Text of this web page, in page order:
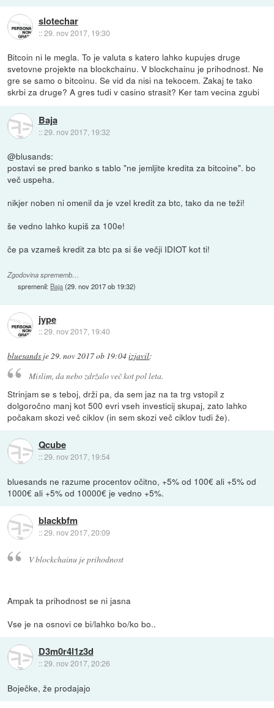
slotechar
::29. nov 2017, 19:30
Bitcoin ni le megla. To je valuta s katero lahko kupujes druge
svetovne projekte na blockchainu. V blockchainu je prihodnost. Ne
gre se samo o bitcoinu. Se vid da nisi na tekocem. Zakaj te tako
skrbi za druge? A gres tudi v casino strasit? Ker tam vecina zgubi
Baja
::29. nov 2017, 19:32
@blusands:
postavi se pred banko s tablo "ne jemljite kredita za bitcoine". bo
več uspeha.
nikjer noben ni omenil da je vzel kredit za btc, tako da ne teži!
še vedno lahko kupiš za 100e!
če pa vzameš kredit za btc pa si še večji IDIOT kot ti!
Zgodovina sprememb…
spremenil: Baja(29. nov 2017 ob 19:32)
jype
::29. nov 2017, 19:40
bluesands je 29. nov 2017 ob 19:04izjavil:
Mislim, da nebo zdržalo več kot pol leta.
Strinjam se s teboj, drži pa, da sem jaz na ta trg vstopil z
dolgoročno manj kot 500 evri vseh investicij skupaj, zato lahko
počakam skozi več ciklov (in sem skozi več ciklov tudi že).
Qcube
::29. nov 2017, 19:54
bluesands ne razume procentov očitno, +5% od 100€ ali +5% od
1000€ ali +5% od 10000€ je vedno +5%.
blackbfm
::29. nov 2017, 20:09
V blockchainu je prihodnost
Ampak ta prihodnost se ni jasna
Vse je na osnovi ce bi/lahko bo/ko bo..
D3m0r4l1z3d
::29. nov 2017, 20:26
Boječke, že prodajajo